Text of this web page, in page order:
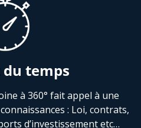
du temps
à 360° fait appel à une
: Loi, contrats,
d’investissement etc…